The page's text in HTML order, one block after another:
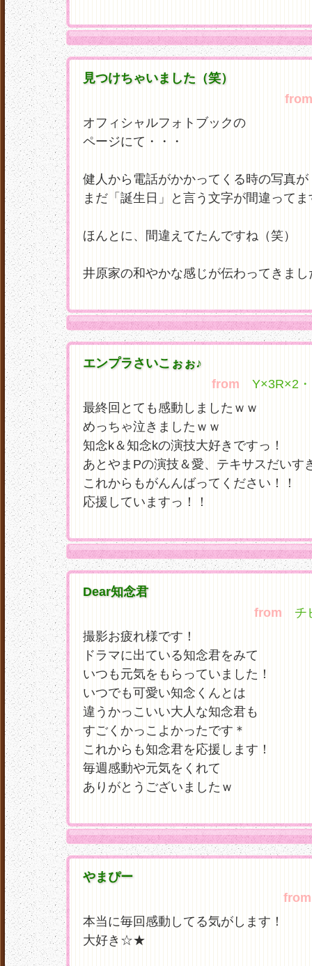
見つけちゃいました（笑）
from
オフィシャルフォトブックの
ページにて・・・
健人から電話がかかってくる時の写真が
まだ「誕生日」と言う文字が間違ってま
ほんとに、間違えてたんですね（笑）
井原家の和やかな感じが伝わってきまし
エンプラさいこぉぉ♪
from Y×3R×2・
最終回とても感動しましたｗｗ
めっちゃ泣きましたｗｗ
知念k＆知念kの演技大好きですっ！
あとやまPの演技＆愛、テキサスだいす
これからもがんんばってください！！
応援していますっ！！
Dear知念君
from チ
撮影お疲れ様です！
ドラマに出ている知念君をみて
いつも元気をもらっていました！
いつでも可愛い知念くんとは
違うかっこいい大人な知念君も
すごくかっこよかったです＊
これからも知念君を応援します！
毎週感動や元気をくれて
ありがとうございましたｗ
やまぴー
from
本当に毎回感動してる気がします！
大好き☆★